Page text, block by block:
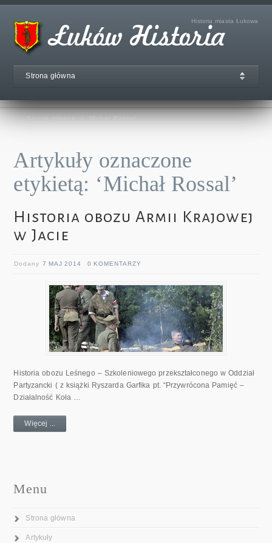
Historia miasta Łukowa
Strona główna
Strona główna Michał Rossal
Artykuły oznaczone
etykietą: ‘Michał Rossal’
Historia obozu Armii Krajowej
w Jacie
Dodany7 MAJ 2014 0 KOMENTARZY
Historia obozu Leśnego – Szkoleniowego przekształconego w Oddział
Partyzancki ( z książki Ryszarda Garfika pt. “Przywrócona Pamięć –
Działalność Koła …
Więcej ...
Menu
Strona główna
Artykuły